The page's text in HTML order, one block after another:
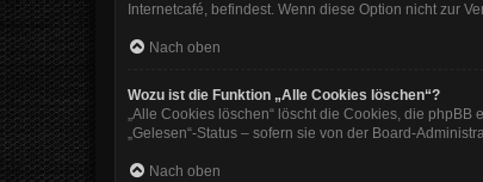
Internetcafé, befindest. Wenn diese Option nicht zur
Nach oben
Wozu ist die Funktion „Alle Cookies löschen“?
„Alle Cookies löschen“ löscht die Cookies, die
„Gelesen“-Status – sofern sie von der Board-
Nach oben